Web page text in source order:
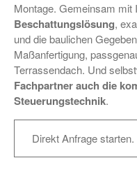
Montage. Gemeinsam mit
Beschattungslösung,
und die baulichen
Maßanfertigung,
Terrassendach. Und
Fachpartner auch die
Steuerungstechnik.
Direkt Anfrage starten.